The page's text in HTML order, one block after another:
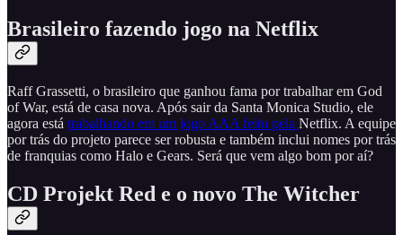
Brasileiro fazendo jogo na Netflix
Raff Grassetti, o brasileiro que ganhou fama por trabalhar em God
of War, está de casa nova. Após sair da Santa Monica Studio, ele
agora está trabalhando em um jogo AAA feito pela Netflix. A equipe
por trás do projeto parece ser robusta e também inclui nomes por trás
de franquias como Halo e Gears. Será que vem algo bom por aí?
CD Projekt Red e o novo The Witcher